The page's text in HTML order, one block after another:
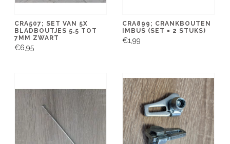
CRA507; SET VAN 5X
BLADBOUTJES 5.5 TOT
7MM ZWART
€6,95
CRA899; CRANKBOUTEN
IMBUS (SET = 2 STUKS)
€1,99